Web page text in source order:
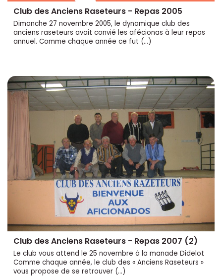
Club des Anciens Raseteurs - Repas 2005
Dimanche 27 novembre 2005, le dynamique club des
anciens raseteurs avait convié les afécionas à leur repas
annuel. Comme chaque année ce fut (…)
Club des Anciens Raseteurs - Repas 2007 (2)
Le club vous attend le 25 novembre à la manade Didelot
Comme chaque année, le club des « Anciens Raseteurs »
vous propose de se retrouver (…)